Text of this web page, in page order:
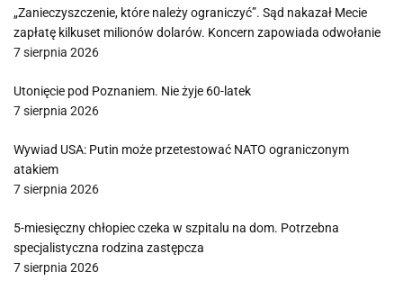
„Zanieczyszczenie, które należy ograniczyć”. Sąd nakazał Mecie
zapłatę kilkuset milionów dolarów. Koncern zapowiada odwołanie
7 sierpnia 2026
Utonięcie pod Poznaniem. Nie żyje 60-latek
7 sierpnia 2026
Wywiad USA: Putin może przetestować NATO ograniczonym
atakiem
7 sierpnia 2026
5-miesięczny chłopiec czeka w szpitalu na dom. Potrzebna
specjalistyczna rodzina zastępcza
7 sierpnia 2026